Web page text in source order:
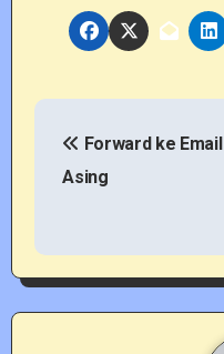
P
t
n
Forward ke Email
Asing